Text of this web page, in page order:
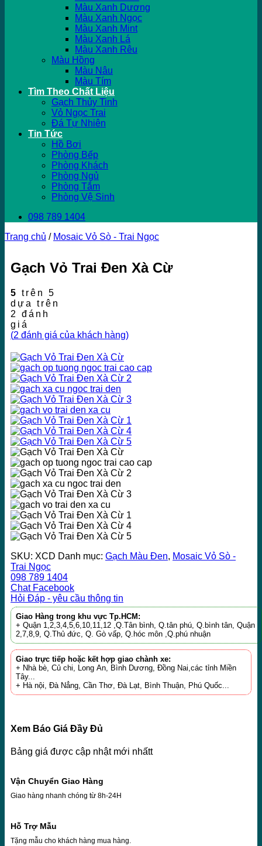
Màu Xanh Dương
Màu Xanh Ngọc
Màu Xanh Mint
Màu Xanh Lá
Màu Xanh Rêu
Màu Hồng
Màu Nâu
Màu Tím
Tìm Theo Chất Liệu
Gạch Thủy Tinh
Vỏ Ngọc Trai
Đá Tự Nhiên
Tin Tức
Hồ Bơi
Phòng Bếp
Phòng Khách
Phòng Ngủ
Phòng Tắm
Phòng Vệ Sinh
098 789 1404
Trang chủ / Mosaic Vỏ Sò - Trai Ngọc
Gạch Vỏ Trai Đen Xà Cừ
5 trên 5
dựa trên
2
đánh
giá
(2 đánh giá của khách hàng)
SKU: XCD Danh mục: Gạch Màu Đen, Mosaic Vỏ Sò -
Trai Ngọc
098 789 1404
Chat Facebook
Hỏi Đáp - yêu cầu thông tin
Giao Hàng trong khu vực Tp.HCM:
+ Quận 1,2,3,4,5,6,10,11,12 ,Q.Tân bình, Q.tân phú, Q.bình tân, Quận
2,7,8,9, Q.Thủ đức, Q. Gò vấp, Q.hóc môn ,Q.phú nhuận
Giao trực tiếp hoặc kết hợp giao chành xe:
+ Nhà bè, Củ chi, Long An, Bình Dương, Đồng Nai,các tỉnh Miền
Tây...
+ Hà nội, Đà Nẳng, Cần Thơ, Đà Lạt, Bình Thuận, Phú Quốc...
Xem Báo Giá Đầy Đủ
Bảng giá được cập nhật mới nhấtt
Vận Chuyển Giao Hàng
Giao hàng nhanh chóng từ 8h-24H
Hỗ Trợ Mẫu
Tặng mẫu cho khách hàng mua hàng.